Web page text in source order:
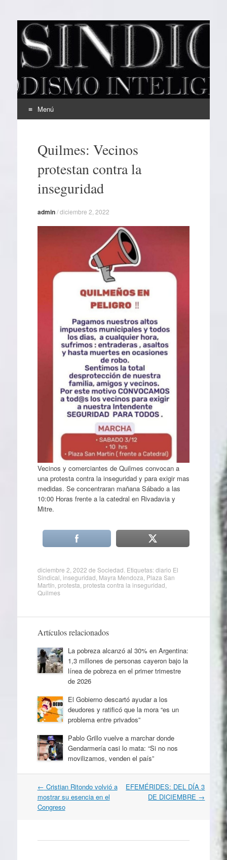
EL SINDICAL
Periodismo Inteligente
Menú
contenidoQuilmes: Vecinos
protestan contra la
inseguridad
admin/diciembre 2, 2022
Vecinos y comerciantes de Quilmes convocan a
una protesta contra la inseguridad y para exigir mas
medidas. Se concentraran mañana Sábado a las
10:00 Horas frente a la catedral en Rivadavia y
Mitre.
diciembre 2, 2022 de Sociedad . Etiquetas:diario El
Sindical inseguridad Mayra Mendoza Plaza San
Martín protesta protesta contra la inseguridad
Quilmes
Artículos relacionados
La pobreza alcanzó al 30% en Argentina:
1,3 millones de personas cayeron bajo la
línea de pobreza en el primer trimestre
de 2026
El Gobierno descartó ayudar a los
deudores y ratificó que la mora “es un
problema entre privados”
Pablo Grillo vuelve a marchar donde
Gendarmería casi lo mata: “Si no nos
movilizamos, venden el país”
Navegación
por
artículos
← Cristian Ritondo volvió a
mostrar su esencia en el
Congreso
EFEMÉRIDES: DEL DÍA 3
DE DICIEMBRE →